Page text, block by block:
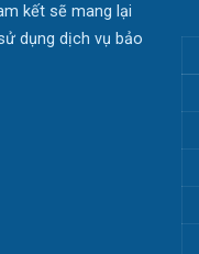
kết sẽ mang lại
dụng dịch vụ bảo